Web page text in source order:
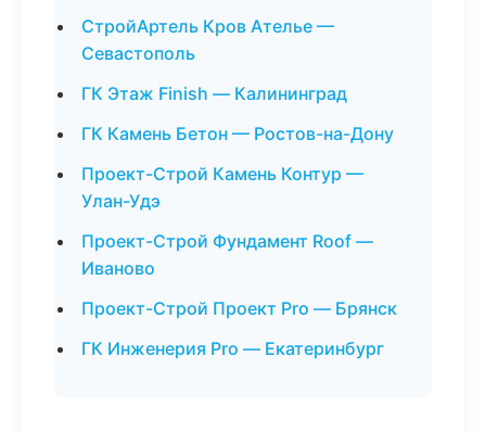
СтройАртель Кров Ателье —
Севастополь
ГК Этаж Finish — Калининград
ГК Камень Бетон — Ростов-на-Дону
Проект-Строй Камень Контур —
Улан-Удэ
Проект-Строй Фундамент Roof —
Иваново
Проект-Строй Проект Pro — Брянск
ГК Инженерия Pro — Екатеринбург